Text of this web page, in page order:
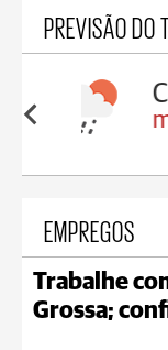
PREVISÃO DO
18°C
EMPREGOS
Trabalhe
Grossa;